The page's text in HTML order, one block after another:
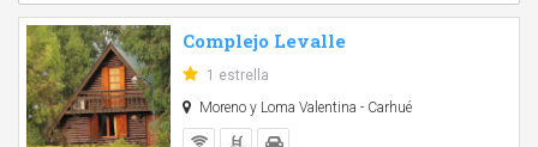
Complejo Levalle
1 estrella
Moreno y Loma Valentina - Carhué